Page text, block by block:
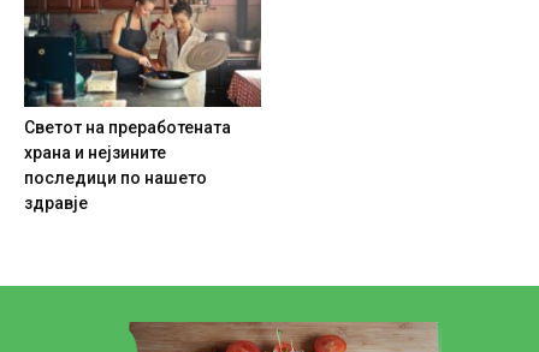
Светот на преработената
храна и нејзините
последици по нашето
здравје